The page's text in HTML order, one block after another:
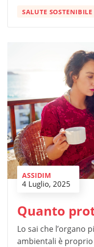
SALUTE SOSTENIBILE
ASSIDIM
4 Luglio, 2025
Quanto
Lo sai che l’organo
ambientali è